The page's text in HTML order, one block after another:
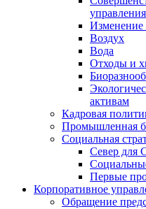
управления
Изменение
Воздух
Вода
Отходы и
активам
Кадровая
Промышленная
Социальная
Север для
Первые
Корпоративное
Обращение